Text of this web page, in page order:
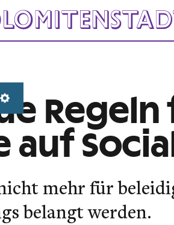
Settings
Regeln
auf
mehr für
belangt werden.